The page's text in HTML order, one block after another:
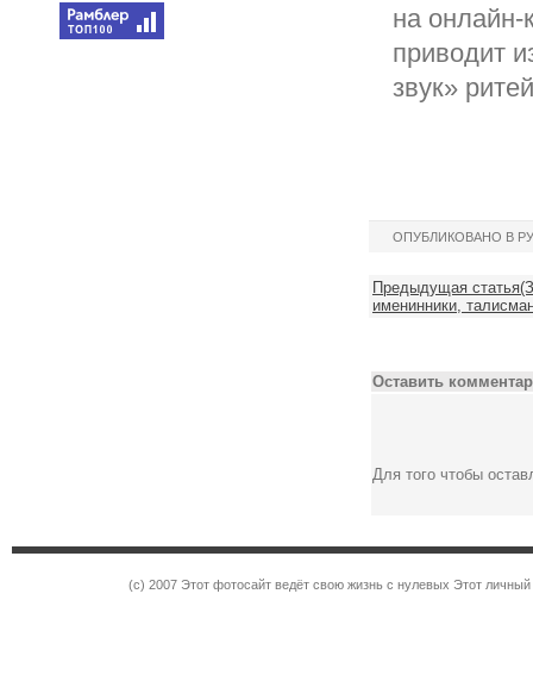
на онлайн-
приводит
звук»
ОПУБЛИКОВАНО В
Предыдущая
именинники,
Оставить
Для того чтобы
(c) 2007 Этот фотосайт ведёт свою жизнь с нулевых Этот